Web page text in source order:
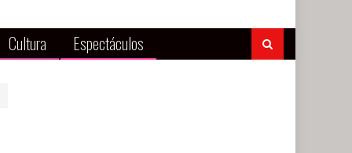
Cultura Espectáculos